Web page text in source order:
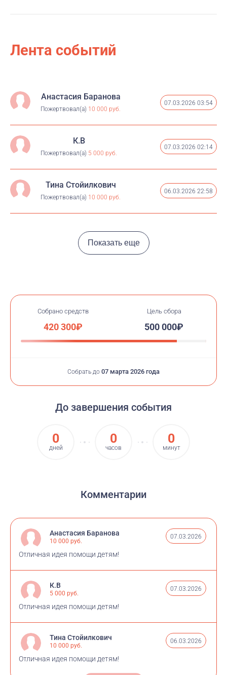
Лента событий
Анастасия Баранова
Пожертвовал(а) 10 000 руб.
07.03.2026 03:54
К.B
Пожертвовал(а) 5 000 руб.
07.03.2026 02:14
Тина Стойилкович
Пожертвовал(а) 10 000 руб.
06.03.2026 22:58
Показать еще
Собрано средств
420 300₽
Цель сбора
500 000₽
Собрать до 07 марта 2026 года
До завершения события
0
дней
0
часов
0
минут
Комментарии
Анастасия Баранова
10 000 руб.
07.03.2026
Отличная идея помощи детям!
К.B
5 000 руб.
07.03.2026
Отличная идея помощи детям!
Тина Стойилкович
10 000 руб.
06.03.2026
Отличная идея помощи детям!